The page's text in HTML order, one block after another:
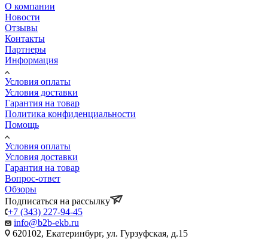
О компании
Новости
Отзывы
Контакты
Партнеры
Информация
Условия оплаты
Условия доставки
Гарантия на товар
Политика конфиденциальности
Помощь
Условия оплаты
Условия доставки
Гарантия на товар
Вопрос-ответ
Обзоры
Подписаться на рассылку
+7 (343) 227-94-45
info@b2b-ekb.ru
620102, Екатеринбург, ул. Гурзуфская, д.15